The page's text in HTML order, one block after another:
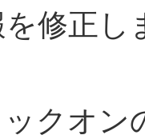
修正し
クオン